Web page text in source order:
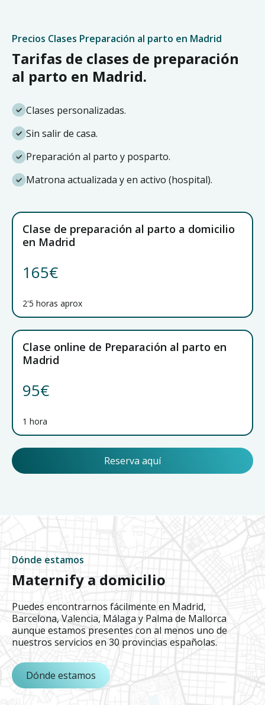
Precios Clases Preparación al parto en Madrid
Tarifas de clases de preparación
al parto en Madrid.
Clases personalizadas.
Sin salir de casa.
Preparación al parto y posparto.
Matrona actualizada y en activo (hospital).
Clase de preparación al parto a domicilio
en Madrid
165€
2'5 horas aprox
Clase online de Preparación al parto en
Madrid
95€
1 hora
Reserva aquí
Dónde estamos
Maternify a domicilio
Puedes encontrarnos fácilmente en Madrid,
Barcelona, Valencia, Málaga y Palma de Mallorca
aunque estamos presentes con al menos uno de
nuestros servicios en 30 provincias españolas.
Dónde estamos